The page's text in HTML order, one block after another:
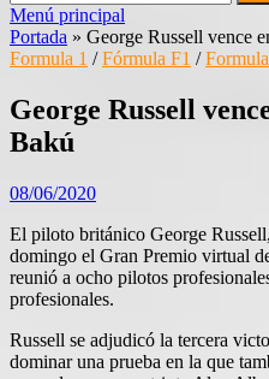
Menú principal
Portada » George Russell vence
Formula 1 /Fórmula F1 /
George Russell
Bakú
08/06/2020
El piloto británico George
domingo el Gran Premio virtual
reunió a ocho pilotos
profesionales.
Russell se adjudicó la tercera
dominar una prueba en la que